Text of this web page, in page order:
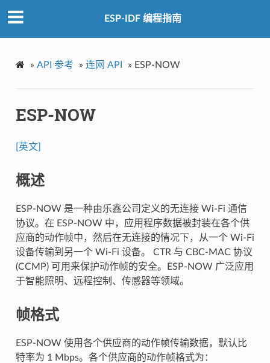
ESP-IDF 编程指南
» API 参考 » 连网 API » ESP-NOW
ESP-NOW
[英文]
概述
ESP-NOW 是一种由乐鑫公司定义的无连接 Wi-Fi 通信
协议。在 ESP-NOW 中，应用程序数据被封装在各个供
应商的动作帧中，然后在无连接的情况下，从一个 Wi-Fi
设备传输到另一个 Wi-Fi 设备。 CTR 与 CBC-MAC 协议
(CCMP) 可用来保护动作帧的安全。ESP-NOW 广泛应用
于智能照明、远程控制、传感器等领域。
帧格式
ESP-NOW 使用各个供应商的动作帧传输数据，默认比
特率为 1 Mbps。各个供应商的动作帧格式为：